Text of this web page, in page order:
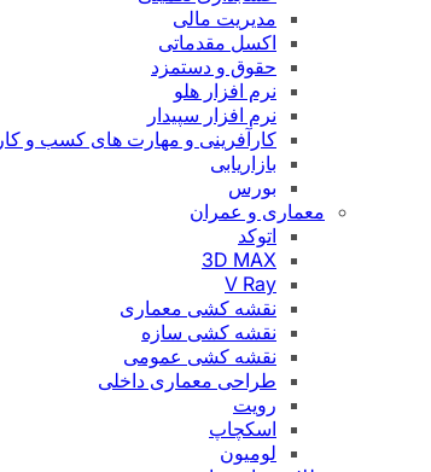
مدیریت مالی
اکسل مقدماتی
حقوق و دستمزد
نرم افزار هلو
نرم افزار سپیدار
کارآفرینی و مهارت های کسب و کار
بازاریابی
بورس
معماری و عمران
اتوکد
3D MAX
V Ray
نقشه کشی معماری
نقشه کشی سازه
نقشه کشی عمومی
طراحی معماری داخلی
رویت
اسکچاپ
لومیون